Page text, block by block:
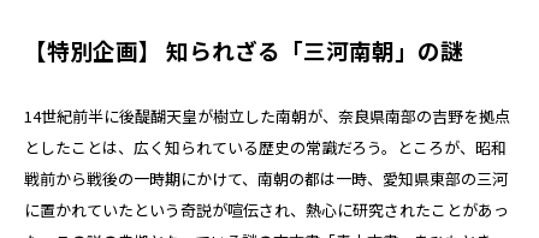
【特別企画】 知られざる「三河南朝」の謎
14世紀前半に後醍醐天皇が樹立した南朝が、奈良県南部の吉野を拠点
としたことは、広く知られている歴史の常識だろう。ところが、昭和
戦前から戦後の一時期にかけて、南朝の都は一時、愛知県東部の三河
に置かれていたという奇説が喧伝され、熱心に研究されたことがあっ